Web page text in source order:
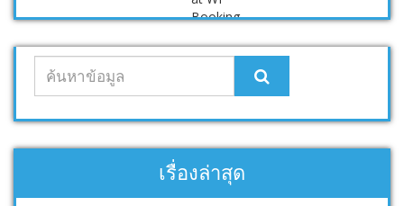
เรื่องล่าสุด